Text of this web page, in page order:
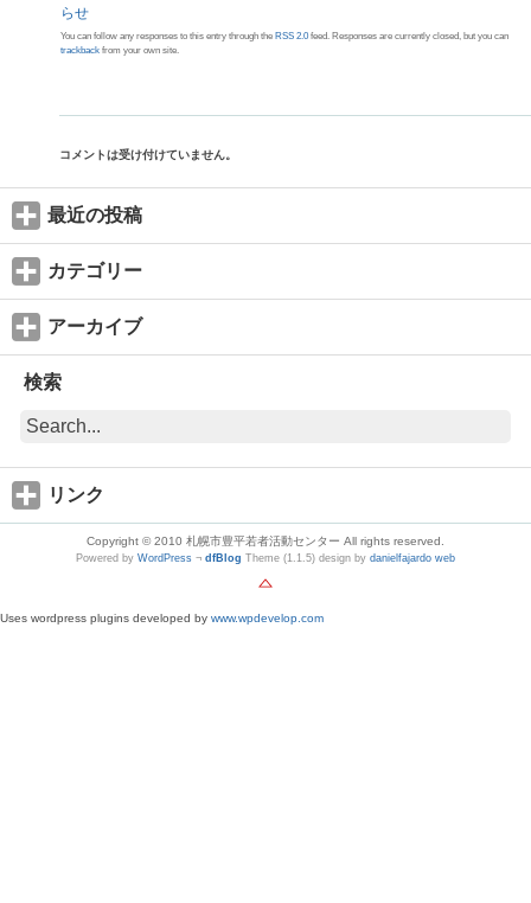
らせ
You can follow any responses to this entry through the RSS 2.0 feed. Responses are currently closed, but you can
trackback from your own site.
コメントは受け付けていません。
最近の投稿
カテゴリー
アーカイブ
検索
リンク
Copyright © 2010 札幌市豊平若者活動センター All rights reserved.
Powered by WordPress ¬ dfBlog Theme (1.1.5) design by danielfajardo web
Uses wordpress plugins developed by www.wpdevelop.com